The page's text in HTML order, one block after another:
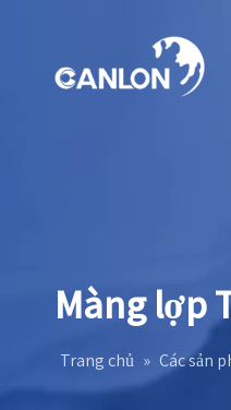
Màng lợp
Trang chủ » Các sản